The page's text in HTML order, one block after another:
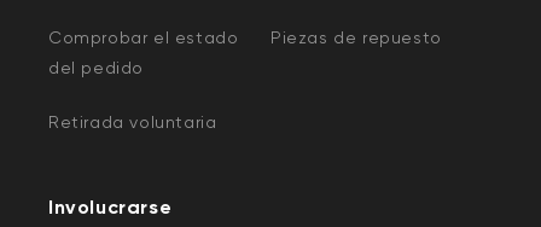
Comprobar el estado
del pedido
Piezas de repuesto
Retirada voluntaria
Involucrarse